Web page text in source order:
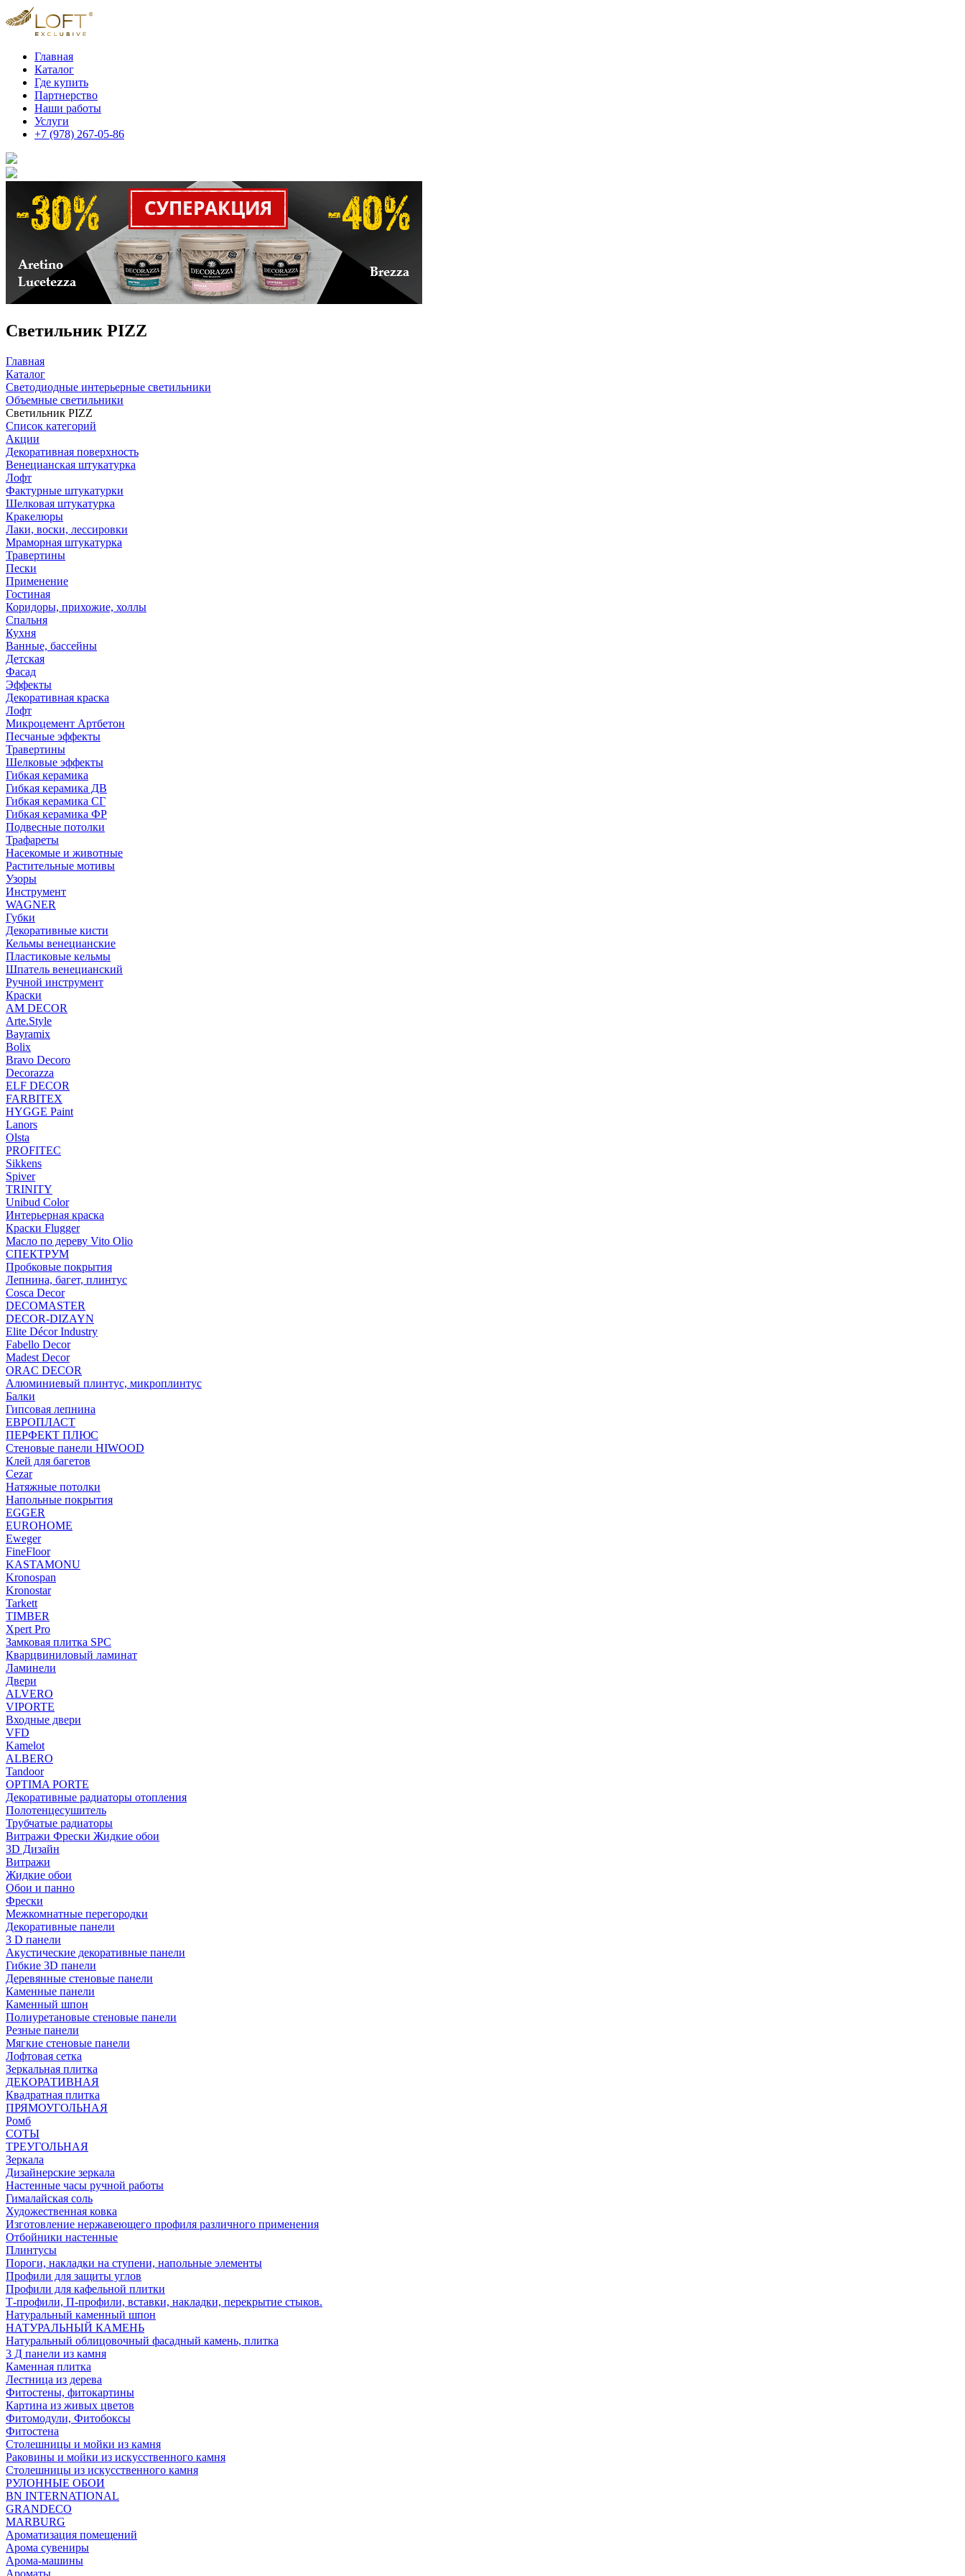
Главная
Каталог
Где купить
Партнерство
Наши работы
Услуги
+7 (978) 267-05-86
Светильник PIZZ
Главная
Каталог
Светодиодные интерьерные светильники
Объемные светильники
Светильник PIZZ
Список категорий
Акции
Декоративная поверхность
Венецианская штукатурка
Лофт
Фактурные штукатурки
Шелковая штукатурка
Кракелюры
Лаки, воски, лессировки
Мраморная штукатурка
Травертины
Пески
Применение
Гостиная
Коридоры, прихожие, холлы
Спальня
Кухня
Ванные, бассейны
Детская
Фасад
Эффекты
Декоративная краска
Лофт
Микроцемент Артбетон
Песчаные эффекты
Травертины
Шелковые эффекты
Гибкая керамика
Гибкая керамика ДВ
Гибкая керамика СГ
Гибкая керамика ФР
Подвесные потолки
Трафареты
Насекомые и животные
Растительные мотивы
Узоры
Инструмент
WAGNER
Губки
Декоративные кисти
Кельмы венецианские
Пластиковые кельмы
Шпатель венецианский
Ручной инструмент
Краски
AM DECOR
Arte.Style
Bayramix
Bolix
Bravo Decoro
Decorazza
ELF DECOR
FARBITEX
HYGGE Paint
Lanors
Olsta
PROFITEC
Sikkens
Spiver
TRINITY
Unibud Color
Интерьерная краска
Краски Flugger
Масло по дереву Vito Olio
СПЕКТРУМ
Пробковые покрытия
Лепнина, багет, плинтус
Cosca Decor
DECOMASTER
DECOR-DIZAYN
Elite Décor Industry
Fabello Decor
Madest Decor
ORAC DECOR
Алюминиевый плинтус, микроплинтус
Балки
Гипсовая лепнина
ЕВРОПЛАСТ
ПЕРФЕКТ ПЛЮС
Стеновые панели HIWOOD
Клей для багетов
Cezar
Натяжные потолки
Напольные покрытия
EGGER
EUROHOME
Eweger
FineFloor
KASTAMONU
Kronospan
Kronostar
Tarkett
TIMBER
Xpert Pro
Замковая плитка SPC
Кварцвиниловый ламинат
Ламинели
Двери
ALVERO
VIPORTE
Входные двери
VFD
Kamelot
ALBERO
Tandoor
OPTIMA PORTE
Декоративные радиаторы отопления
Полотенцесушитель
Трубчатые радиаторы
Витражи Фрески Жидкие обои
3D Дизайн
Витражи
Жидкие обои
Обои и панно
Фрески
Межкомнатные перегородки
Декоративные панели
3 D панели
Акустические декоративные панели
Гибкие 3D панели
Деревянные стеновые панели
Каменные панели
Каменный шпон
Полиуретановые стеновые панели
Резные панели
Мягкие стеновые панели
Лофтовая сетка
Зеркальная плитка
ДЕКОРАТИВНАЯ
Квадратная плитка
ПРЯМОУГОЛЬНАЯ
Ромб
СОТЫ
ТРЕУГОЛЬНАЯ
Зеркала
Дизайнерские зеркала
Настенные часы ручной работы
Гималайская соль
Художественная ковка
Изготовление нержавеющего профиля различного применения
Отбойники настенные
Плинтусы
Пороги, накладки на ступени, напольные элементы
Профили для защиты углов
Профили для кафельной плитки
Т-профили, П-профили, вставки, накладки, перекрытие стыков.
Натуральный каменный шпон
НАТУРАЛЬНЫЙ КАМЕНЬ
Натуральный облицовочный фасадный камень, плитка
3 Д панели из камня
Каменная плитка
Лестница из дерева
Фитостены, фитокартины
Картина из живых цветов
Фитомодули, Фитобоксы
Фитостена
Столешницы и мойки из камня
Раковины и мойки из искусственного камня
Столешницы из искусственного камня
РУЛОННЫЕ ОБОИ
BN INTERNATIONAL
GRANDECO
MARBURG
Ароматизация помещений
Арома сувениры
Арома-машины
Ароматы